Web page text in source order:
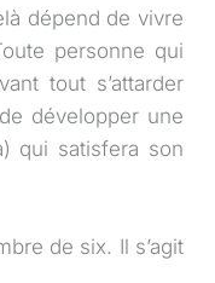
dépend de vivre
personne qui
tout s’attarder
développer une
qui satisfera son
de six. Il s’agit